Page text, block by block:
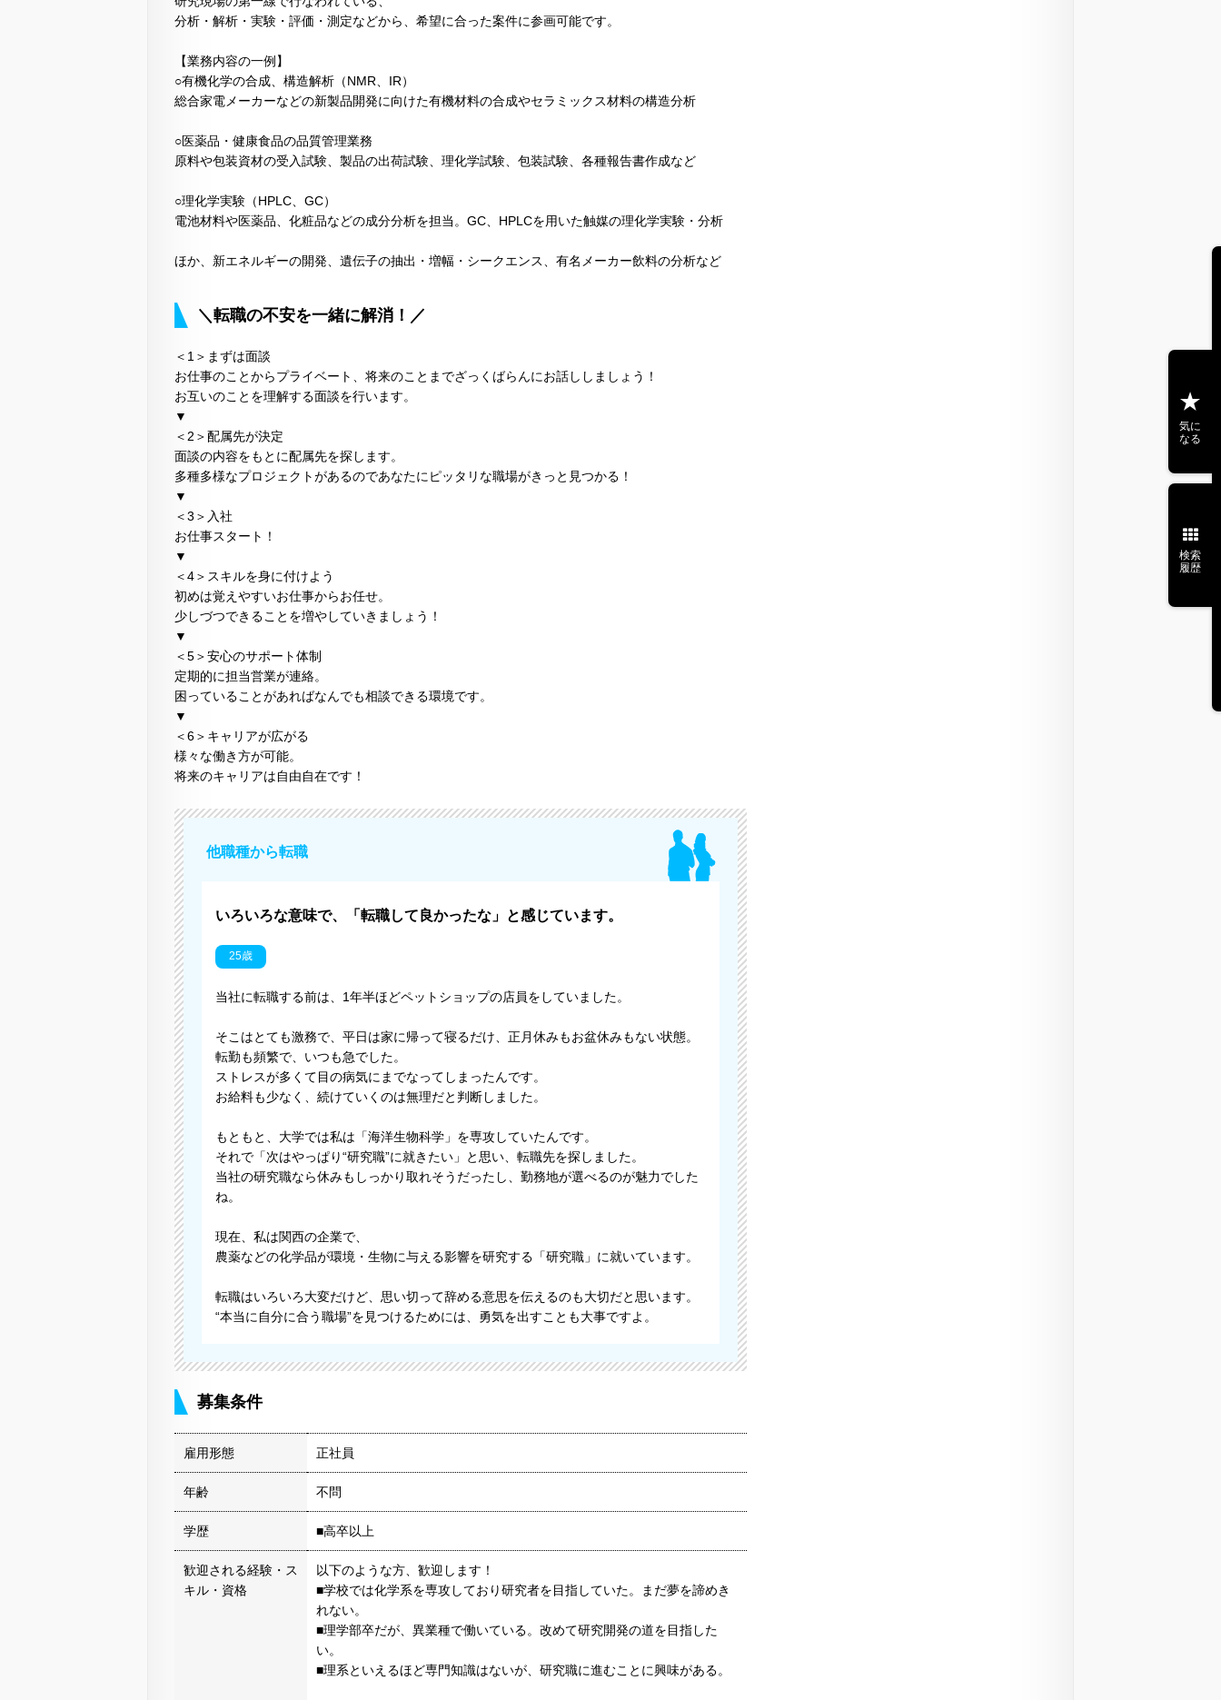
分析・解析・実験・評価・測定などから、希望に合った案件に参画可能です。
【業務内容の一例】
○有機化学の合成、構造解析（NMR、IR）
総合家電メーカーなどの新製品開発に向けた有機材料の合成やセラミックス材料の構造分析
○医薬品・健康食品の品質管理業務
原料や包装資材の受入試験、製品の出荷試験、理化学試験、包装試験、各種報告書作成など
○理化学実験（HPLC、GC）
電池材料や医薬品、化粧品などの成分分析を担当。GC、HPLCを用いた触媒の理化学実験・分析
ほか、新エネルギーの開発、遺伝子の抽出・増幅・シークエンス、有名メーカー飲料の分析など
＼転職の不安を一緒に解消！／
＜1＞まずは面談
お仕事のことからプライベート、将来のことまでざっくばらんにお話ししましょう！
お互いのことを理解する面談を行います。
▼
＜2＞配属先が決定
面談の内容をもとに配属先を探します。
多種多様なプロジェクトがあるのであなたにピッタリな職場がきっと見つかる！
▼
＜3＞入社
お仕事スタート！
▼
＜4＞スキルを身に付けよう
初めは覚えやすいお仕事からお任せ。
少しづつできることを増やしていきましょう！
▼
＜5＞安心のサポート体制
定期的に担当営業が連絡。
困っていることがあればなんでも相談できる環境です。
▼
＜6＞キャリアが広がる
様々な働き方が可能。
将来のキャリアは自由自在です！
他職種から転職
いろいろな意味で、「転職して良かったな」と感じています。
25歳
当社に転職する前は、1年半ほどペットショップの店員をしていました。
そこはとても激務で、平日は家に帰って寝るだけ、正月休みもお盆休みもない状態。
転勤も頻繁で、いつも急でした。
ストレスが多くて目の病気にまでなってしまったんです。
お給料も少なく、続けていくのは無理だと判断しました。
もともと、大学では私は「海洋生物科学」を専攻していたんです。
それで「次はやっぱり“研究職”に就きたい」と思い、転職先を探しました。
当社の研究職なら休みもしっかり取れそうだったし、勤務地が選べるのが魅力でした
ね。
現在、私は関西の企業で、
農薬などの化学品が環境・生物に与える影響を研究する「研究職」に就いています。
転職はいろいろ大変だけど、思い切って辞める意思を伝えるのも大切だと思います。
“本当に自分に合う職場”を見つけるためには、勇気を出すことも大事ですよ。
募集条件
雇用形態 正社員
年齢 不問
学歴 ■高卒以上
歓迎される経験・ス
キル・資格
以下のような方、歓迎します！
■学校では化学系を専攻しており研究者を目指していた。まだ夢を諦めき
れない。
■理学部卒だが、異業種で働いている。改めて研究開発の道を目指した
い。
■理系といえるほど専門知識はないが、研究職に進むことに興味がある。
気に
なる
検索
履歴